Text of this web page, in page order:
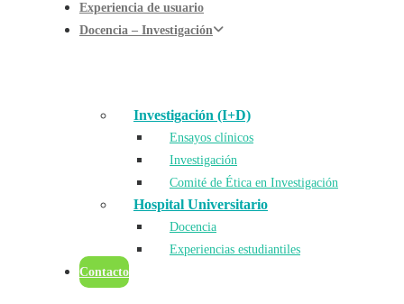
Experiencia de usuario
Docencia – Investigación
Investigación (I+D)
Ensayos clínicos
Investigación
Comité de Ética en Investigación
Hospital Universitario
Docencia
Experiencias estudiantiles
Contacto